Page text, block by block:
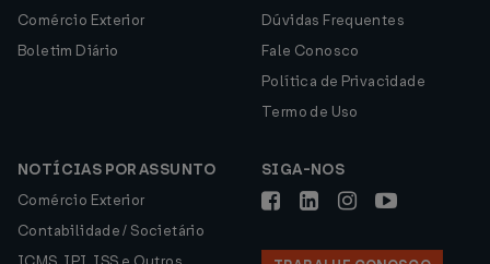
Comércio Exterior
Boletim Diário
Dúvidas Frequentes
Fale Conosco
Política de Privacidade
Termo de Uso
NOTÍCIAS POR ASSUNTO
Comércio Exterior
Contabilidade / Societário
SIGA-NOS